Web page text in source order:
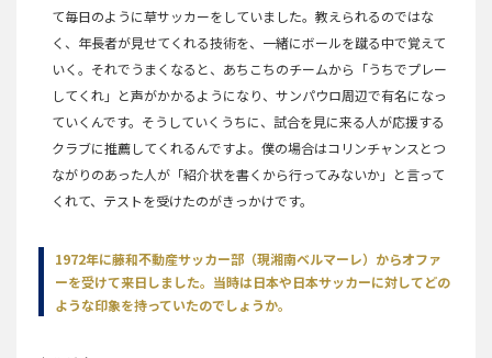
て毎日のように草サッカーをしていました。教えられるのではな
く、年長者が見せてくれる技術を、一緒にボールを蹴る中で覚えて
いく。それでうまくなると、あちこちのチームから「うちでプレー
してくれ」と声がかかるようになり、サンパウロ周辺で有名になっ
ていくんです。そうしていくうちに、試合を見に来る人が応援する
クラブに推薦してくれるんですよ。僕の場合はコリンチャンスとつ
ながりのあった人が「紹介状を書くから行ってみないか」と言って
くれて、テストを受けたのがきっかけです。
1972年に藤和不動産サッカー部（現湘南ベルマーレ）からオファ
ーを受けて来日しました。当時は日本や日本サッカーに対してどの
ような印象を持っていたのでしょうか。